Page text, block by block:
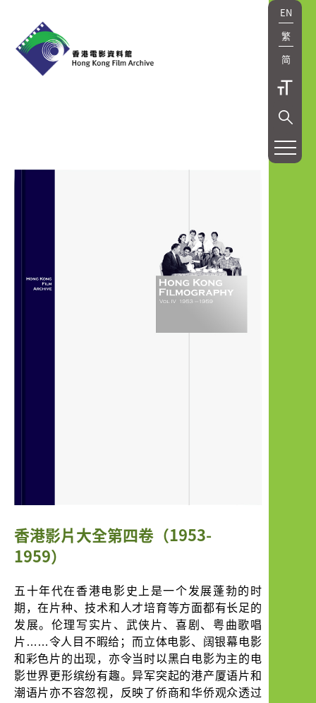
EN
繁
简
香港影片大全第四卷（1953-
1959）
五十年代在香港电影史上是一个发展蓬勃的时
期，在片种、技术和人才培育等方面都有长足的
发展。伦理写实片、武侠片、喜剧、粤曲歌唱
片 ……令人目不暇给；而立体电影、阔银幕电影
和彩色片的出现，亦令当时以黑白电影为主的电
影世界更形缤纷有趣。异军突起的港产厦语片和
潮语片亦不容忽视，反映了侨商和华侨观众透过